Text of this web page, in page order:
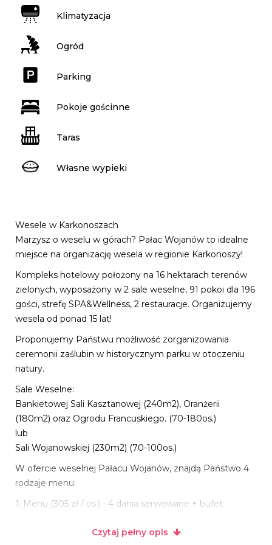
Klimatyzacja
Ogród
Parking
Pokoje gościnne
Taras
Własne wypieki
Wesele w Karkonoszach
Marzysz o weselu w górach? Pałac Wojanów to idealne
miejsce na organizację wesela w regionie Karkonoszy!
Kompleks hotelowy położony na 16 hektarach terenów
zielonych, wyposażony w 2 sale weselne, 91 pokoi dla 196
gości, strefę SPA&Wellness, 2 restauracje. Organizujemy
wesela od ponad 15 lat!
Proponujemy Państwu możliwość zorganizowania
ceremonii zaślubin w historycznym parku w otoczeniu
natury.
Sale Weselne:
Bankietowej Sali Kasztanowej (240m2), Oranżerii
(180m2) oraz Ogrodu Francuskiego. (70-180os.)
lub
Sali Wojanowskiej (230m2) (70-100os.)
W ofercie weselnej Pałacu Wojanów, znajdą Państwo 4
rodzaje menu:
1. Menu (305 zł / os.) - 4 dania serwowane + bufet
3. Menu (365 zł) - 4 dania serwowane + bufet
Czytaj pełny opis